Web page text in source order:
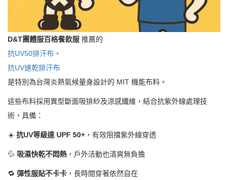
D&T團體服百格餐飲服 推薦的
抗UV50排汗布 、
抗UV速乾排汗布
是特別為台灣炎熱氣候量身設計的 MIT 機能布料。
這些布料採用異型斷面吸排紗及涼感纖維，結合抗紫外線處理技
術，具備：
☀️ 抗UV等級達 UPF 50+ ，有效阻擋紫外線穿透
💦 吸濕快乾不悶熱，戶外活動也清爽無負擔
🔁 彈性服貼不卡卡 ，長時間穿著依然自在